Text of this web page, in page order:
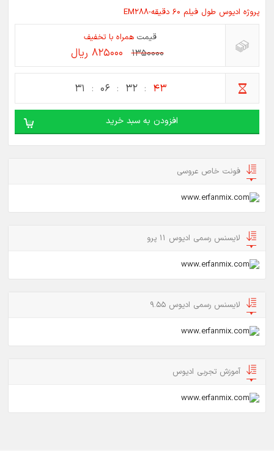
پروژه ادیوس طول فیلم 60 دقیقه-EM288
قیمت همراه با تخفیف
1350000 825000 ریال
31 06 32 43
افزودن به سبد خرید
فونت خاص عروسی
لایسنس رسمی ادیوس 11 پرو
لایسنس رسمی ادیوس 9.55
آموزش تجربی ادیوس